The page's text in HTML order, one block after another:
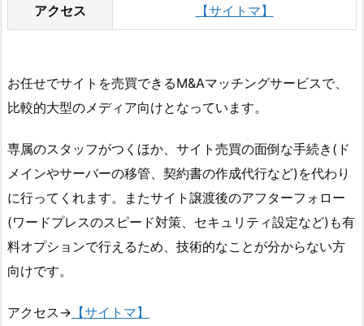
アクセス 【サイトマ】
お任せでサイトを売買できるM&Aマッチングサービスで、
比較的大型のメディア向けとなっています。
専属のスタッフがつくほか、サイト売買の面倒な手続き(ド
メインやサーバーの移管、契約書の作成代行など)を代わり
に行ってくれます。またサイト譲渡後のアフターフォロー
(ワードプレスのスピード対策、セキュリティ設定など)も有
料オプションで行えるため、技術的なことが分からない方
向けです。
アクセス→ 【サイトマ】